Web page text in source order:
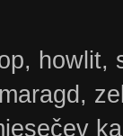
howlit,